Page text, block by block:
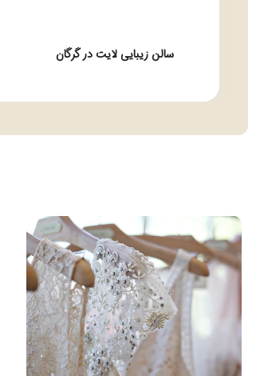
سالن زیبایی لایت در گرگان